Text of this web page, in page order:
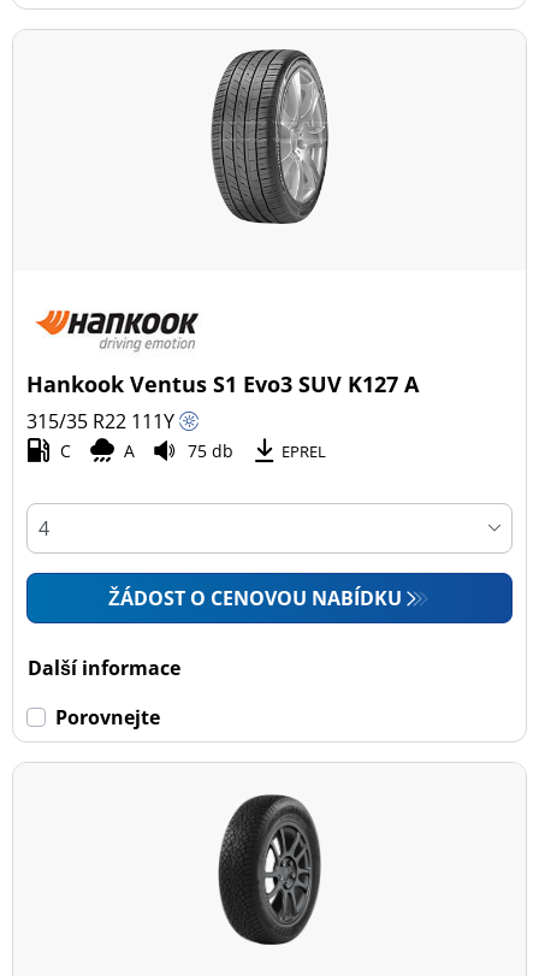
Hankook Ventus S1 Evo3 SUV K127 A
315/35 R22 111Y
C A 75 db EPREL
ŽÁDOST O CENOVOU NABÍDKU
Další informace
Porovnejte